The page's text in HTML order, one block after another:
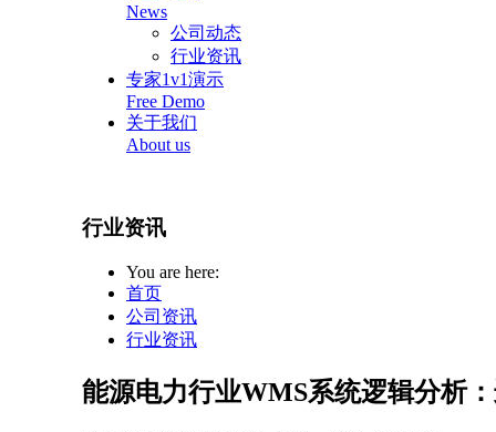
News
公司动态
行业资讯
专家1v1演示
Free Demo
关于我们
About us
行业资讯
You are here:
首页
公司资讯
行业资讯
能源电力行业WMS系统逻辑分析